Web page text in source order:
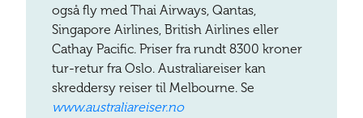
også fly med Thai Airways, Qantas,
Singapore Airlines, British Airlines eller
Cathay Pacific. Priser fra rundt 8300 kroner
tur-retur fra Oslo. Australiareiser kan
skreddersy reiser til Melbourne. Se
www.australiareiser.no